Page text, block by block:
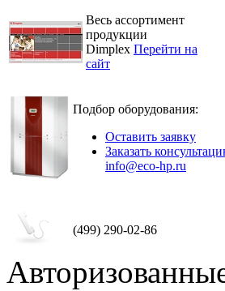
Весь ассортимент
продукции
Dimplex Перейти на
сайт
Подбор оборудования:
Оставить заявку
Заказать
info@eco-hp.ru
(499) 290-02-86